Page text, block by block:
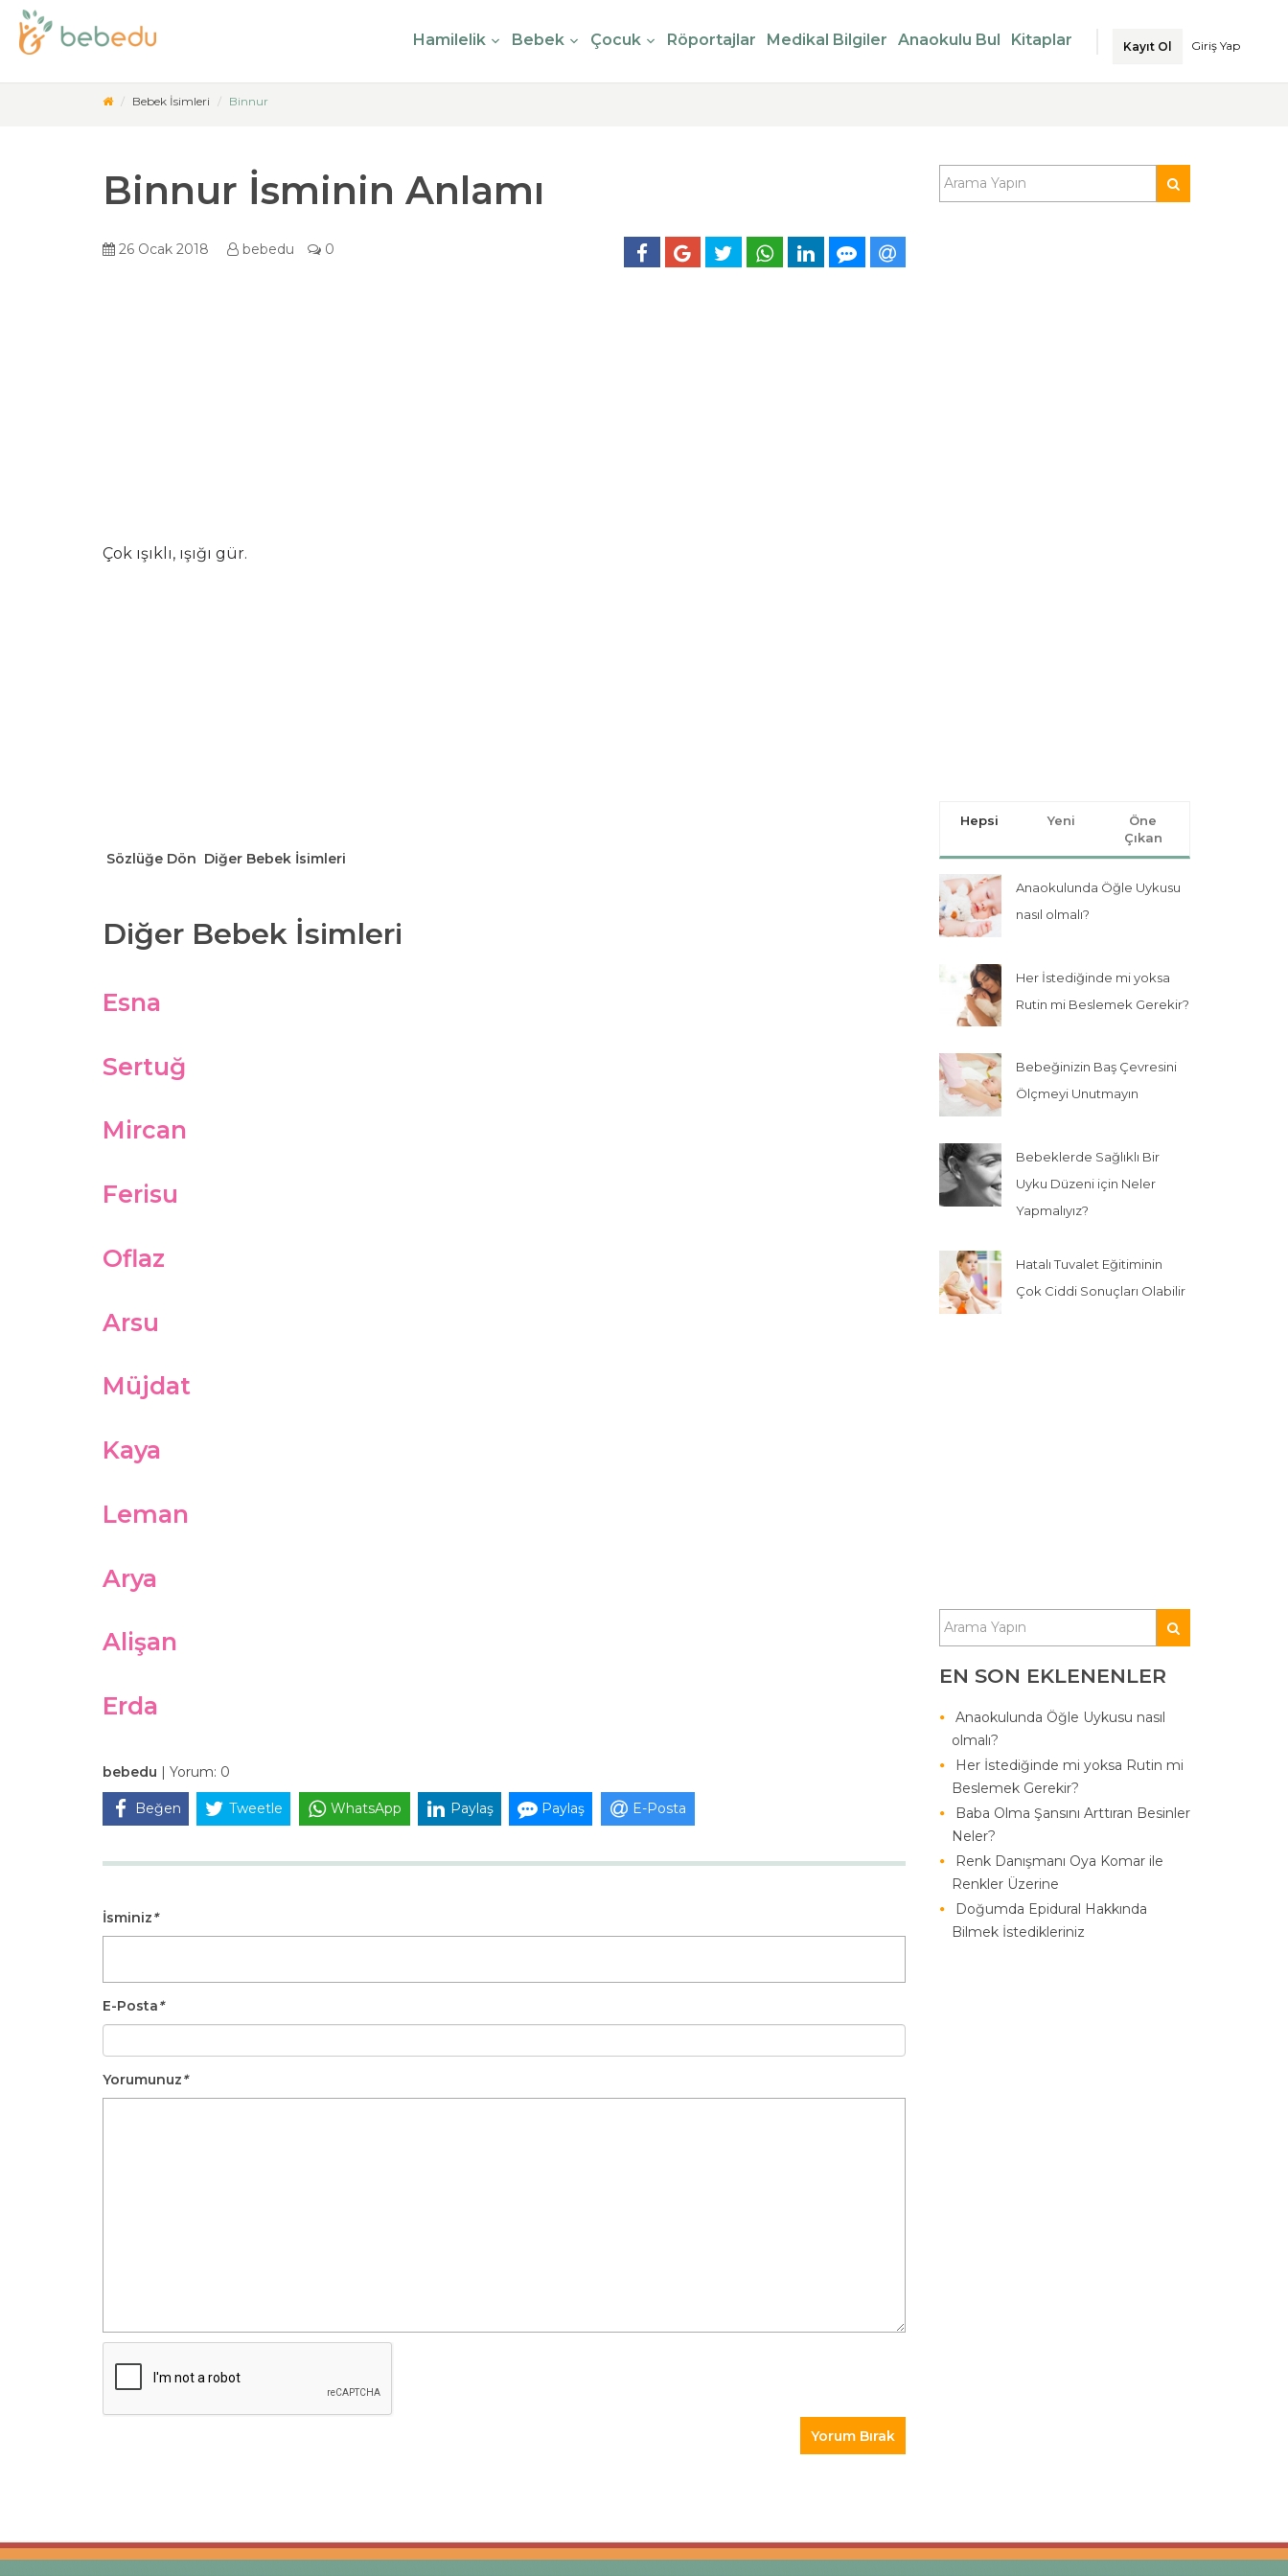
Hamilelik Bebek Çocuk Röportajlar Medikal Bilgiler Anaokulu Bul Kitaplar Kayıt Ol Giriş Yap
Bebek İsimleri Binnur
Binnur İsminin Anlamı
26 Ocak 2018 bebedu 0
Çok ışıklı, ışığı gür.
Sözlüğe Dön Diğer Bebek İsimleri
Diğer Bebek İsimleri
Esna
Sertuğ
Mircan
Ferisu
Oflaz
Arsu
Müjdat
Kaya
Leman
Arya
Alişan
Erda
bebedu | Yorum: 0
Beğen Tweetle WhatsApp Paylaş Paylaş E-Posta
İsminiz*
E-Posta*
Yorumunuz*
Hepsi Yeni
Öne
Çıkan
Anaokulunda Öğle Uykusu
nasıl olmalı?
Her İstediğinde mi yoksa
Rutin mi Beslemek Gerekir?
Bebeğinizin Baş Çevresini
Ölçmeyi Unutmayın
Bebeklerde Sağlıklı Bir
Uyku Düzeni için Neler
Yapmalıyız?
Hatalı Tuvalet Eğitiminin
Çok Ciddi Sonuçları Olabilir
EN SON EKLENENLER
Anaokulunda Öğle Uykusu nasıl
olmalı?
Her İstediğinde mi yoksa Rutin mi
Beslemek Gerekir?
Baba Olma Şansını Arttıran Besinler
Neler?
Renk Danışmanı Oya Komar ile
Renkler Üzerine
Doğumda Epidural Hakkında
Bilmek İstedikleriniz